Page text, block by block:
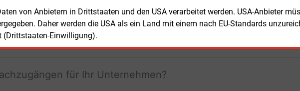
von Anbietern in Drittstaaten und den USA verarbeitet werden. USA-Anbieter
Daher werden die USA als ein Land mit einem nach EU-Standards
(Drittstaaten-Einwilligung).
+ zwei Ausgaben der Zeitung E&M
ohne automatische Verlängerung
JETZT KOSTENLOS TESTEN LOGIN
für Ihr Unternehmen?